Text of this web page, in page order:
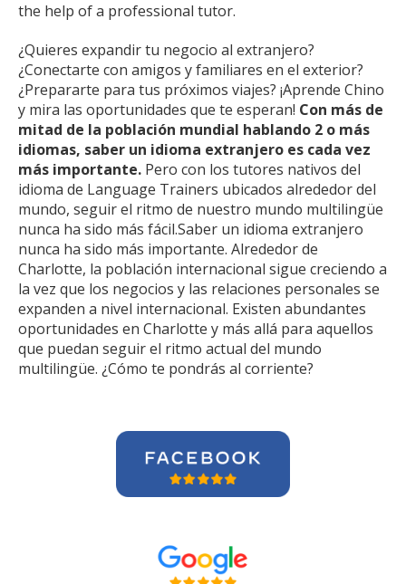
the help of a professional tutor.
¿Quieres expandir tu negocio al extranjero?
¿Conectarte con amigos y familiares en el exterior?
¿Prepararte para tus próximos viajes? ¡Aprende Chino
y mira las oportunidades que te esperan! Con más de
mitad de la población mundial hablando 2 o más
idiomas, saber un idioma extranjero es cada vez
más importante. Pero con los tutores nativos del
idioma de Language Trainers ubicados alrededor del
mundo, seguir el ritmo de nuestro mundo multilingüe
nunca ha sido más fácil.Saber un idioma extranjero
nunca ha sido más importante. Alrededor de
Charlotte, la población internacional sigue creciendo a
la vez que los negocios y las relaciones personales se
expanden a nivel internacional. Existen abundantes
oportunidades en Charlotte y más allá para aquellos
que puedan seguir el ritmo actual del mundo
multilingüe. ¿Cómo te pondrás al corriente?